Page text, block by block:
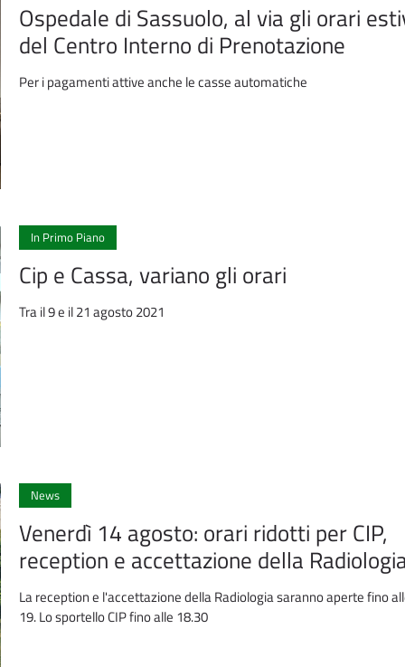
Ospedale di Sassuolo, al via gli orari
del Centro Interno di Prenotazione
Per i pagamenti attive anche le casse automatiche
In Primo Piano
Cip e Cassa, variano gli orari
Tra il 9 e il 21 agosto 2021
News
Venerdì 14 agosto: orari ridotti per CIP,
reception e accettazione della
La reception e l'accettazione della Radiologia saranno aperte fino
19. Lo sportello CIP fino alle 18.30